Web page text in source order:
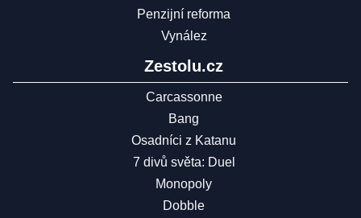
Penzijní reforma
Vynález
Zestolu.cz
Carcassonne
Bang
Osadníci z Katanu
7 divů světa: Duel
Monopoly
Dobble